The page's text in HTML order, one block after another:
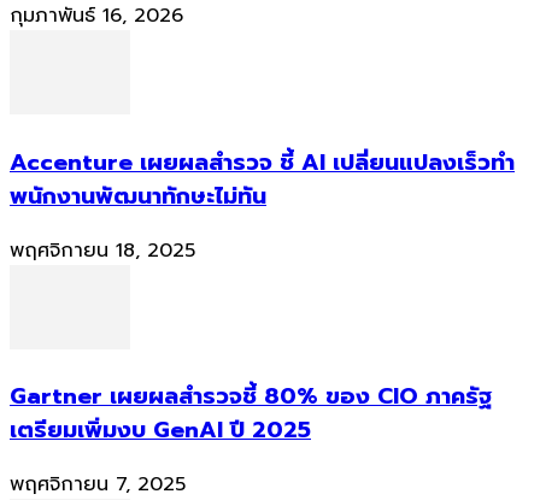
กุมภาพันธ์ 16, 2026
Accenture เผยผลสำรวจ ชี้ AI เปลี่ยนแปลงเร็วทำ
พนักงานพัฒนาทักษะไม่ทัน
พฤศจิกายน 18, 2025
Gartner เผยผลสำรวจชี้ 80% ของ CIO ภาครัฐ
เตรียมเพิ่มงบ GenAI ปี 2025
พฤศจิกายน 7, 2025